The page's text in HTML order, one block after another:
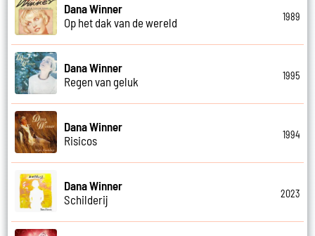
Dana Winner
Op het dak van de wereld
1989
Dana Winner
Regen van geluk
1995
Dana Winner
Risicos
1994
Dana Winner
Schilderij
2023